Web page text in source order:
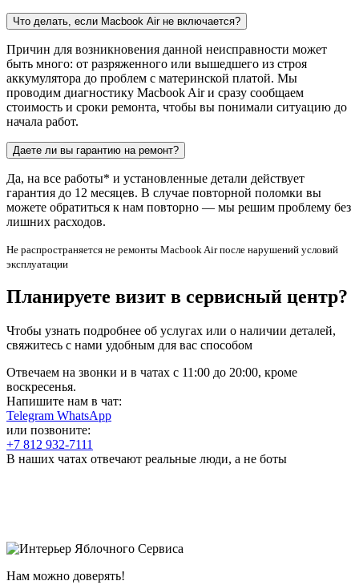
Что делать, если Macbook Air не включается?
Причин для возникновения данной неисправности может
быть много: от разряженного или вышедшего из строя
аккумулятора до проблем с материнской платой. Мы
проводим диагностику Macbook Air и сразу сообщаем
стоимость и сроки ремонта, чтобы вы понимали ситуацию до
начала работ.
Даете ли вы гарантию на ремонт?
Да, на все работы* и установленные детали действует
гарантия до 12 месяцев. В случае повторной поломки вы
можете обратиться к нам повторно — мы решим проблему без
лишних расходов.
Не распространяется не ремонты Macbook Air после нарушений условий
эксплуатации
Планируете визит в сервисный центр?
Чтобы узнать подробнее об услугах или о наличии деталей,
свяжитесь с нами удобным для вас способом
Отвечаем на звонки и в чатах с 11:00 до 20:00, кроме
воскресенья.
Напишите нам в чат:
Telegram WhatsApp
или позвоните:
+7 812 932-7111
В наших чатах отвечают реальные люди, а не боты
Нам можно доверять!